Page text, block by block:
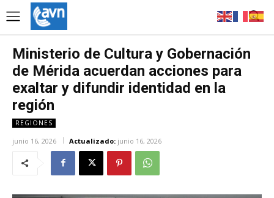
Ministerio de Cultura y Gobernación
de Mérida acuerdan acciones para
exaltar y difundir identidad en la
región
REGIONES
junio 16, 2026 Actualizado: junio 16, 2026